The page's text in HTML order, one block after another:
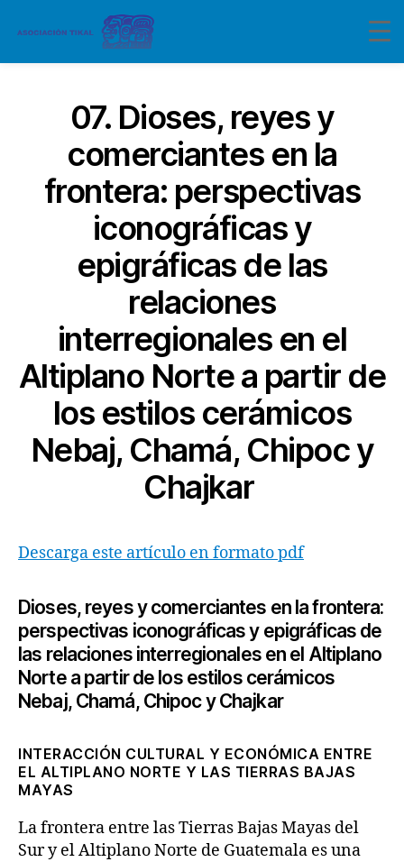
07. Dioses, reyes y
comerciantes en la
frontera: perspectivas
iconográficas y
epigráficas de las
relaciones
interregionales en el
Altiplano Norte a partir de
los estilos cerámicos
Nebaj, Chamá, Chipoc y
Chajkar
Descarga este artículo en formato pdf
Dioses, reyes y comerciantes en la frontera:
perspectivas iconográficas y epigráficas de
las relaciones interregionales en el Altiplano
Norte a partir de los estilos cerámicos
Nebaj, Chamá, Chipoc y Chajkar
INTERACCIÓN CULTURAL Y ECONÓMICA ENTRE
EL ALTIPLANO NORTE Y LAS TIERRAS BAJAS
MAYAS
La frontera entre las Tierras Bajas Mayas del
Sur y el Altiplano Norte de Guatemala es una